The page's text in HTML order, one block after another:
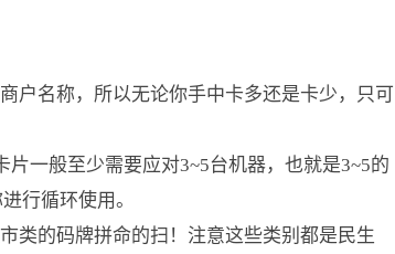
户名称，所以无论你手中卡多还是卡少，只可
一般至少需要应对3~5台机器，也就是3~5的
行循环使用。
类的码牌拼命的扫！注意这些类别都是民生